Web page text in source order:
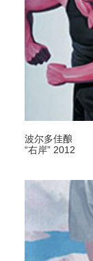
波尔多佳酿
“右岸” 2012